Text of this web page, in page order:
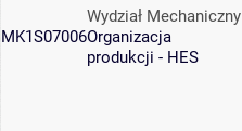
MK1S07006
Wydział Mechaniczny
Organizacja
produkcji - HES